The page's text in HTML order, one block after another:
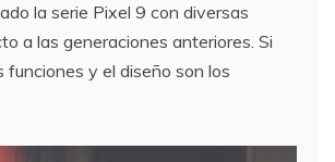
la serie Pixel 9 con diversas
a las generaciones anteriores. Si
funciones y el diseño son los